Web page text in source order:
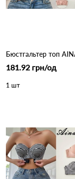
181.92 грн/од
1 шт